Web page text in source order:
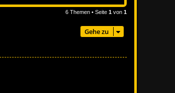
6 Themen • Seite 1 von 1
Gehe zu